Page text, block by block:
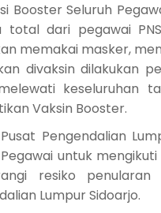
Booster Seluruh
total dari pegawai
memakai masker,
divaksin dilakukan
keseluruhan
Vaksin Booster.
Pengendalian
untuk
resiko
Lumpur Sidoarjo.